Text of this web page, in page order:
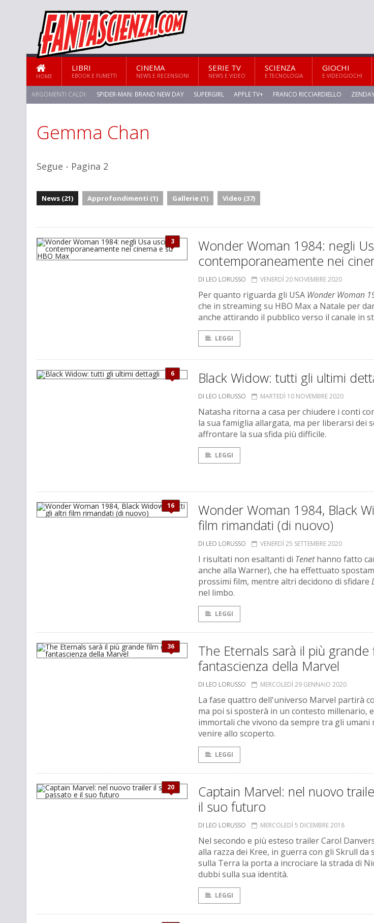
HOME
LIBRI
EBOOK E FUMETTI
CINEMA
NEWS E RECENSIONI
SERIE TV
NEWS E VIDEO
SCIENZA
E TECNOLOGIA
GIOCHI
E VIDEOGIOCHI
ARGOMENTI CALDI: SPIDER-MAN: BRAND NEW DAY SUPERGIRL APPLE TV+ FRANCO RICCIARDIELLO
STAR TREK: STRANGE NEW WORLDS
Gemma Chan
Segue - Pagina 2
News (21) Approfondimenti (1) Gallerie (1) Video (37)
3
Wonder Woman 1984: negli
contemporaneamente nei
DI LEO LORUSSO VENERDÌ 20 NOVEMBRE 2020
Per quanto riguarda gli USA Wonder Woman
che in streaming su HBO Max a Natale per
anche attirando il pubblico verso il canale in
LEGGI
6 Black Widow: tutti gli ultimi
DI LEO LORUSSO MARTEDÌ 10 NOVEMBRE 2020
Natasha ritorna a casa per chiudere i conti
la sua famiglia allargata, ma per liberarsi dei
affrontare la sua sfida più difficile.
LEGGI
16
Wonder Woman 1984, Black
film rimandati (di nuovo)
DI LEO LORUSSO VENERDÌ 25 SETTEMBRE 2020
I risultati non esaltanti di Tenethanno fatto
anche alla Warner), che ha effettuato
prossimi film, mentre altri decidono di sfidare
nel limbo.
LEGGI
36
The Eternals sarà il più grande
fantascienza della Marvel
DI LEO LORUSSO MERCOLEDÌ 29 GENNAIO 2020
La fase quattro dell'universo Marvel partirà
ma poi si sposterà in un contesto millenario,
immortali che vivono da sempre tra gli umani
venire allo scoperto.
LEGGI
20
Captain Marvel: nel nuovo
il suo futuro
DI LEO LORUSSO MERCOLEDÌ 5 DICEMBRE 2018
Nel secondo e più esteso trailer Carol
alla razza dei Kree, in guerra con gli Skrull da
sulla Terra la porta a incrociare la strada di
dubbi sulla sua identità.
LEGGI